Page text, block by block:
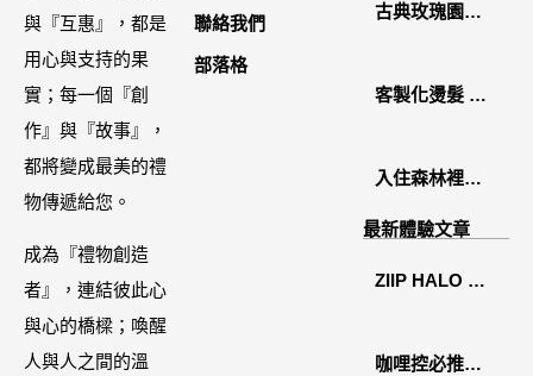
與『互惠』，都是
用心與支持的果
實；每一個『創
作』與『故事』，
都將變成最美的禮
物傳遞給您。
成為『禮物創造
者』，連結彼此心
與心的橋樑；喚醒
人與人之間的溫
聯絡我們
部落格
古典玫瑰園
禮盒開箱分享 /
客製化燙髮 鏡
入住森林裡的
住宿˙八番私人
最新體驗文章
ZIIP HALO 居
好萊塢名人加
咖哩控必推！